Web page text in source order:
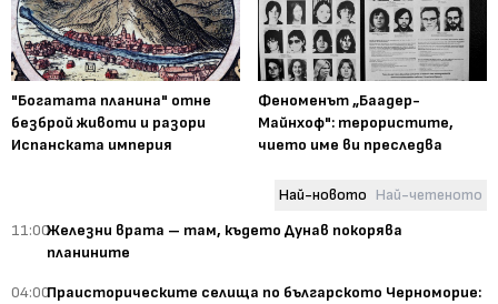
"Богатата планина" отне
безброй животи и разори
Испанската империя
Феноменът „Баадер-
Майнхоф": терористите,
чието име ви преследва
Най-новото Най-четеното
11:00Железни врата – там, където Дунав покорява
планините
04:00Праисторическите селища по българското Черноморие: